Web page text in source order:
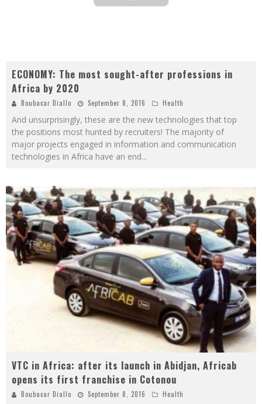
ECONOMY: The most sought-after professions in
Africa by 2020
Boubacar Diallo September 8, 2016 Health
And unsurprisingly, these are the new technologies that top
the positions most hunted by recruiters! The majority of
major projects engaged in information and communication
technologies in Africa have an end...
VTC in Africa: after its launch in Abidjan, Africab
opens its first franchise in Cotonou
Boubacar Diallo September 8, 2016 Health